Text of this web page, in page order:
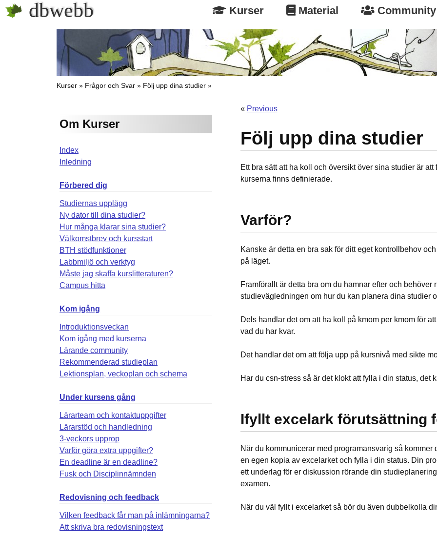
dbwebb Kurser Material Community
Kurser Frågor och Svar Följ upp dina studier
Om Kurser
Index
Inledning
Förbered dig
Studiernas upplägg
Ny dator till dina studier?
Hur många klarar sina studier?
Välkomstbrev och kursstart
BTH stödfunktioner
Labbmiljö och verktyg
Måste jag skaffa kurslitteraturen?
Campus hitta
Kom igång
Introduktionsveckan
Kom igång med kurserna
Lärande community
Rekommenderad studieplan
Lektionsplan, veckoplan och schema
Under kursens gång
Lärarteam och kontaktuppgifter
Lärarstöd och handledning
3-veckors upprop
Varför göra extra uppgifter?
En deadline är en deadline?
Fusk och Disciplinnämnden
Redovisning och feedback
Vilken feedback får man på inlämningarna?
Att skriva bra redovisningstext
« Previous
Följ upp dina studier
Ett bra sätt att ha koll och översikt över sina studier är
kurserna finns definierade.
Varför?
Kanske är detta en bra sak för ditt eget kontrollbehov
på läget.
Framförallt är detta bra om du hamnar efter och
studievägledningen om hur du kan planera dina studier
Dels handlar det om att ha koll på kmom per kmom för
vad du har kvar.
Det handlar det om att följa upp på kursnivå med sikte
Har du csn-stress så är det klokt att fylla i din status, det
Ifyllt excelark förutsättning
När du kommunicerar med programansvarig så
en egen kopia av excelarket och fylla i din status. Din
ett underlag för er diskussion rörande din
examen.
När du väl fyllt i excelarket så bör du även dubbelkolla